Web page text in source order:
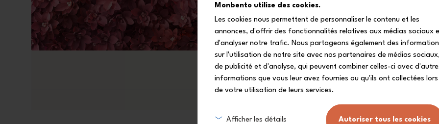
Monbento utilise des cookies.
Les cookies nous permettent de personnaliser le contenu et les
annonces, d'offrir des fonctionnalités relatives aux médias sociaux
d'analyser notre trafic. Nous partageons également des
sur l'utilisation de notre site avec nos partenaires de médias
de publicité et d'analyse, qui peuvent combiner celles-ci avec
informations que vous leur avez fournies ou qu'ils ont collectées lors
de votre utilisation de leurs services.
Autoriser tous les cookies
Afficher les détails